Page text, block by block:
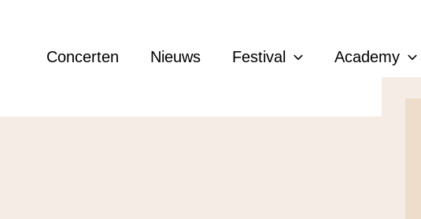
Concerten Nieuws Festival Academy